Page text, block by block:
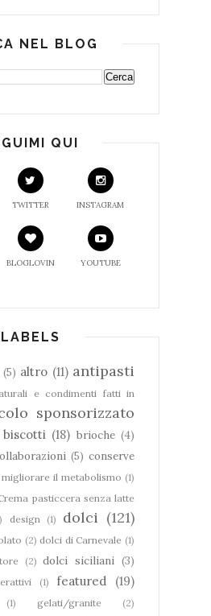
NEL BLOG
QUI
TWITTER INSTAGRAM
BLOGLOVIN YOUTUBE
LABELS
(5) altro (11) antipasti
e condimenti fatti in
sponsorizzato
biscotti (18) brioche (4)
(5) conserve
il metabolismo (1)
pasticcera senza latte
design (1) dolci (121)
(2) dolci di Carnevale (1)
(2) dolci siciliani (3)
(1) featured (19)
(1) gelati/granite (2)